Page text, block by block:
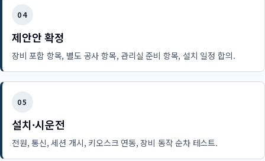
04
제안안 확정
장비 포함 항목, 별도 공사 항목, 관리실 준비 항목, 설치 일정 합의.
05
설치·시운전
전원, 통신, 세션 개시, 키오스크 연동, 장비 동작 순차 테스트.